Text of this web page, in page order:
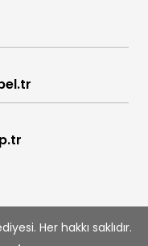
Her hakkı saklıdır.